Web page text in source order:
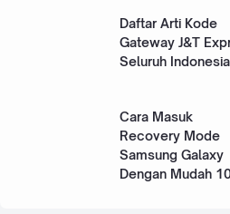
Daftar Arti Kode
Gateway J&T
Seluruh
Cara Masuk
Recovery Mode
Samsung Galaxy
Dengan Mudah